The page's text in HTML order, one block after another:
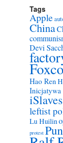
Tags
Apple
China
Devi
Hao Ren
Inicjatywa
iSlaves
leftist
Lu Huilin
protest